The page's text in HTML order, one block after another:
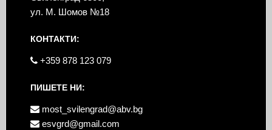
ул. М. Шомов №18
КОНТАКТИ:
+359 878 123 079
ПИШЕТЕ НИ:
most_svilengrad@abv.bg
esvgrd@gmail.com